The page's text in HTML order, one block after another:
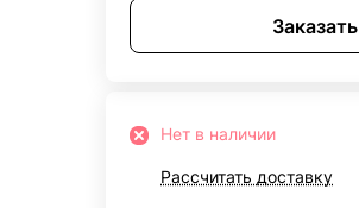
Заказать
Нет в наличии
Рассчитать доставку